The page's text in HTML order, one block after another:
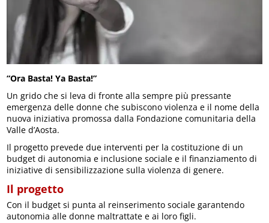
“Ora Basta! Ya Basta!”
Un grido che si leva di fronte alla sempre più pressante
emergenza delle donne che subiscono violenza e il nome della
nuova iniziativa promossa dalla Fondazione comunitaria della
Valle d’Aosta.
Il progetto prevede due interventi per la costituzione di un
budget di autonomia e inclusione sociale e il finanziamento di
iniziative di sensibilizzazione sulla violenza di genere.
Il progetto
Con il budget si punta al reinserimento sociale garantendo
autonomia alle donne maltrattate e ai loro figli.